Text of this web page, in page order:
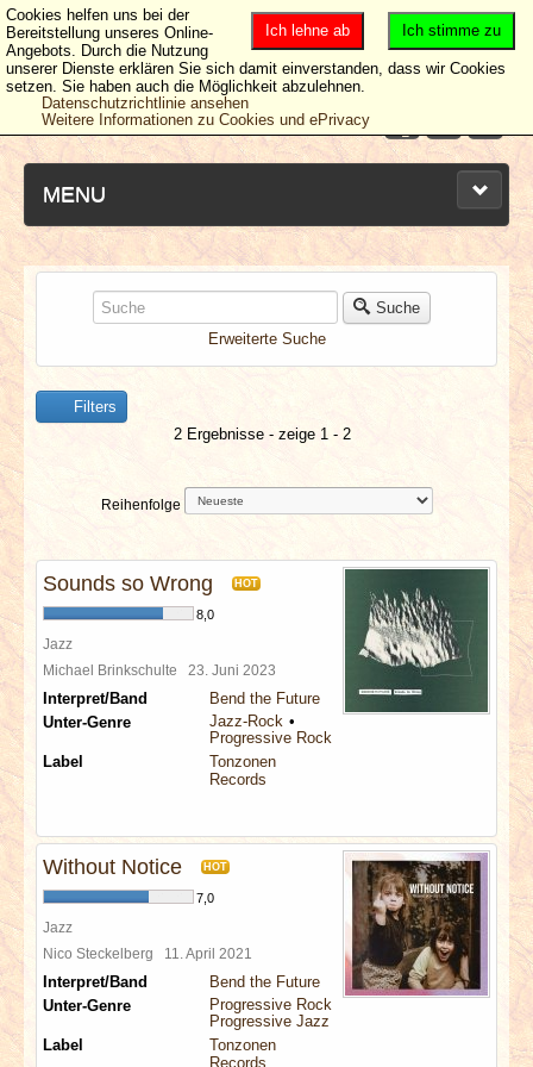
MENU
NEUESTE ARTIKEL
NEWS & DATES
BERICHTE
VERLOSUNGEN
SPECIALS
REDAKTION
LINKS
Suche
Erweiterte Suche
Filters
2 Ergebnisse - zeige 1 - 2
Reihenfolge
Sounds so Wrong HOT
8,0
Jazz
Michael Brinkschulte 23. Juni 2023
Interpret/Band
Bend the Future
Unter-Genre
Jazz-Rock
Progressive Rock
Label
Tonzonen
Records
Without Notice HOT
7,0
Jazz
Nico Steckelberg 11. April 2021
Interpret/Band
Bend the Future
Unter-Genre
Progressive Rock
Progressive Jazz
Label
Tonzonen
Records
Ich stimme zu
Ich lehne ab
Cookies helfen uns bei der
Bereitstellung unseres Online-
Angebots. Durch die Nutzung
unserer Dienste erklären Sie sich damit einverstanden, dass wir Cookies
setzen. Sie haben auch die Möglichkeit abzulehnen.
Datenschutzrichtlinie ansehen
Weitere Informationen zu Cookies und ePrivacy